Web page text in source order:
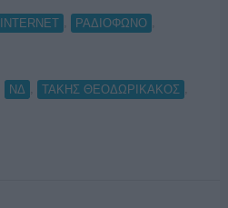
INTERNET ΡΑΔΙΟΦΩΝΟ
ΝΔ ΤΑΚΗΣ ΘΕΟΔΩΡΙΚΑΚΟΣ